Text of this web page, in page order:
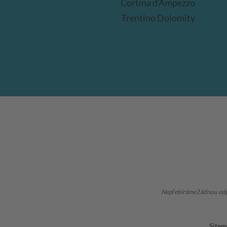
Cortina d'Ampezzo
Trentino Dolomity
Nepřebíráme žádnou